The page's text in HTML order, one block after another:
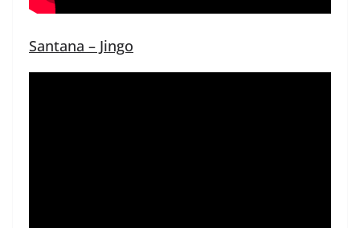
Santana – Jingo